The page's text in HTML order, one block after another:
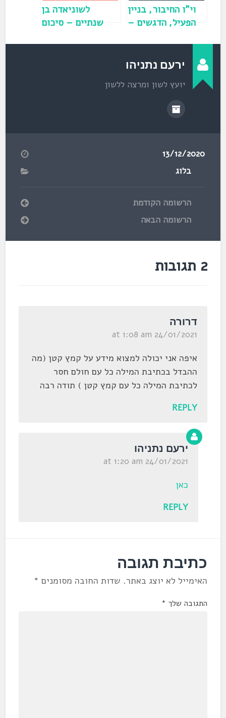
וי"ו החיבור, בניין
הפעיל, הדגשים –
השבועי
לשוניאדה בן
שנתיים – סיכום
ירעם נתניהו
יועץ לשון ומרצה ללשון
13/12/2020
בלוג
הרשומה הקודמת
הרשומה הבאה
2 תגובות
דרורה
24/01/2021 at 1:08 am
איפה אני יכולה למצוא מידע על קמץ קטן (מה
ההבדל בכתיבת המילה כל עם חולם חסר
לכתיבת המילה כל עם קמץ קטן ) תודה רבה
REPLY
ירעם נתניהו
24/01/2021 at 1:20 am
כאן
REPLY
כתיבת תגובה
האימייל לא יוצג באתר. שדות החובה מסומנים *
התגובה שלך *